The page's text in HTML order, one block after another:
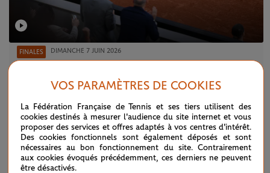
FINALES DIMANCHE 7 JUIN 2026
VOS PARAMÈTRES DE COOKIES
La Fédération Française de Tennis et ses tiers utilisent des
cookies destinés à mesurer l'audience du site internet et vous
proposer des services et offres adaptés à vos centres d'intérêt.
Des cookies fonctionnels sont également déposés et sont
nécessaires au bon fonctionnement du site. Contrairement
aux cookies évoqués précédemment, ces derniers ne peuvent
être désactivés.